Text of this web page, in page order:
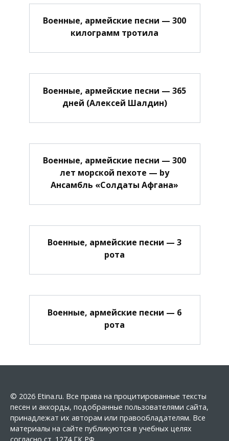
Военные, армейские песни — 300
килограмм тротила
Военные, армейские песни — 365
дней (Алексей Шалдин)
Военные, армейские песни — 300
лет морской пехоте — by
Ансамбль «Солдаты Афгана»
Военные, армейские песни — 3
рота
Военные, армейские песни — 6
рота
© 2026 Etina.ru. Все права на процитированные тексты
песен и аккорды, подобранные пользователями сайта,
принадлежат их авторам или правообладателям. Все
материалы на сайте публикуются в учебных целях